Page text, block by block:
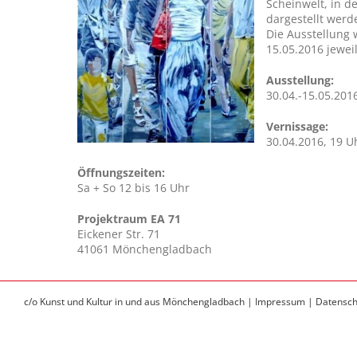
Scheinwelt, in
dargestellt
Die Ausstellung
15.05.2016
Ausstellung:
30.04.-
Vernissage:
30.04.2016, 19
Öffnungszeiten:
Sa + So 12 bis 16 Uhr
Projektraum EA 71
Eickener Str. 71
41061 Mönchengladbach
c/o Kunst und Kultur in und aus Mönchengladbach | Impressum |